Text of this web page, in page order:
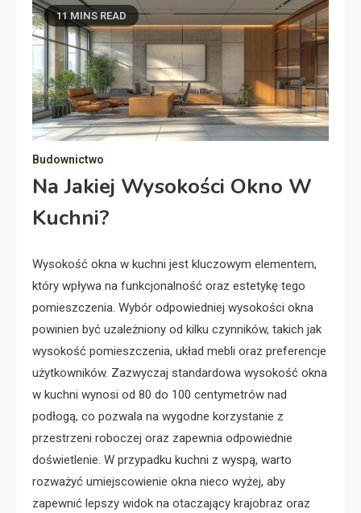
11 MINS READ
Budownictwo
Na Jakiej Wysokości Okno W
Kuchni?
Wysokość okna w kuchni jest kluczowym elementem,
który wpływa na funkcjonalność oraz estetykę tego
pomieszczenia. Wybór odpowiedniej wysokości okna
powinien być uzależniony od kilku czynników, takich jak
wysokość pomieszczenia, układ mebli oraz preferencje
użytkowników. Zazwyczaj standardowa wysokość okna
w kuchni wynosi od 80 do 100 centymetrów nad
podłogą, co pozwala na wygodne korzystanie z
przestrzeni roboczej oraz zapewnia odpowiednie
doświetlenie. W przypadku kuchni z wyspą, warto
rozważyć umiejscowienie okna nieco wyżej, aby
zapewnić lepszy widok na otaczający krajobraz oraz